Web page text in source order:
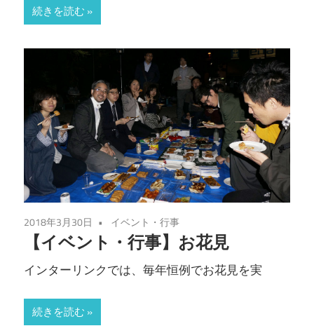
続きを読む
2018年3月30日 イベント・行事
【イベント・行事】お花見
インターリンクでは、毎年恒例でお花見を実
続きを読む